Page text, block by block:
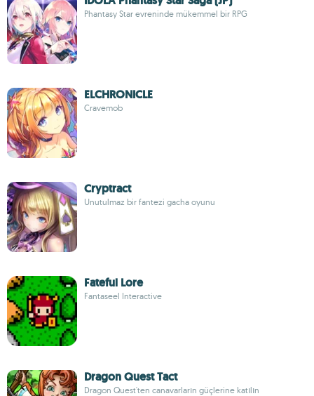
Phantasy Star evreninde mükemmel bir RPG
ELCHRONICLE
Cravemob
Cryptract
Unutulmaz bir fantezi gacha oyunu
Fateful Lore
Fantaseel Interactive
Dragon Quest Tact
Dragon Quest'ten canavarların güçlerine katılın